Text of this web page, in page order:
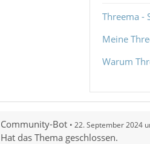
Threema -
Meine
Warum
Community-Bot 22. September 2024
Hat das Thema geschlossen.